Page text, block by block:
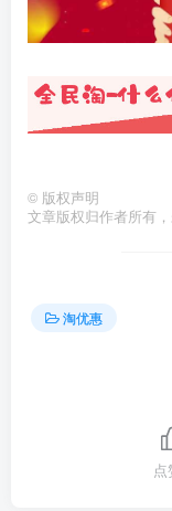
© 版权声明
文章版权归作者所有，
淘优惠
点